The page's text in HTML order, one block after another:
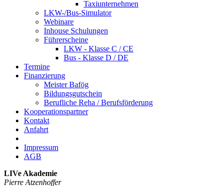
Taxiunternehmen
LKW-/Bus-Simulator
Webinare
Inhouse Schulungen
Führerscheine
LKW - Klasse C / CE
Bus - Klasse D / DE
Termine
Finanzierung
Meister Bafög
Bildungsgutschein
Berufliche Reha / Berufsförderung
Kooperationspartner
Kontakt
Anfahrt
Impressum
AGB
LIVe Akademie
Pierre Atzenhoffer